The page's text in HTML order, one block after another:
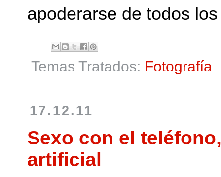
apoderarse de todos
Temas Tratados: Fotografía
17.12.11
Sexo con el
artificial